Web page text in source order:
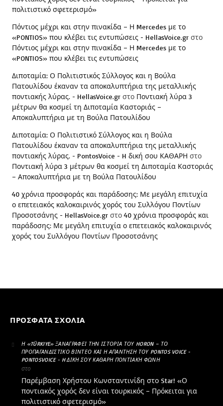
πολιτιστικό σφετερισμό»
Πόντιος μέχρι και στην πινακίδα – Η Mercedes με το
«PONTIOS» που κλέβει τις εντυπώσεις - HellasVoice.gr στο
Πόντιος μέχρι και στην πινακίδα – Η Mercedes με το
«PONTIOS» που κλέβει τις εντυπώσεις
Διποταμία: Ο Πολιτιστικός Σύλλογος και η Βούλα
Πατουλίδου έκαναν τα αποκαλυπτήρια της μεταλλικής
ποντιακής λύρας. - HellasVoice.gr στο Ποντιακή λύρα 3
μέτρων θα κοσμεί τη Διποταμία Καστοριάς –
Αποκαλυπτήρια με τη Βούλα Πατουλίδου
Διποταμία: Ο Πολιτιστικό Σύλλογος και η Βούλα
Πατουλίδου έκαναν τα αποκαλυπτήρια της μεταλλικής
ποντιακής λύρας. - PontosVoice - H δική σου ΚΑΘΑΡΗ στο
Ποντιακή λύρα 3 μέτρων θα κοσμεί τη Διποταμία Καστοριάς
– Αποκαλυπτήρια με τη Βούλα Πατουλίδου
40 χρόνια προσφοράς και παράδοσης: Με μεγάλη επιτυχία
ο επετειακός καλοκαιρινός χορός του Συλλόγου Ποντίων
Προσοτσάνης - HellasVoice.gr στο 40 χρόνια προσφοράς και
παράδοσης: Με μεγάλη επιτυχία ο επετειακός καλοκαιρινός
χορός του Συλλόγου Ποντίων Προσοτσάνης
ΠΡΌΣΦΑΤΑ ΣΧΌΛΙΑ
Η «TÜRKIYE» ΞΑΝΑΓΡΆΦΕΙ ΤΗΝ ΙΣΤΟΡΊΑ ΤΟΥ HORON – ΤΟ
ΠΡΟΠΑΓΑΝΔΙΣΤΙΚΌ ΒΊΝΤΕΟ ΚΑΙ Η ΑΠΆΝΤΗΣΗ ΤΟΥ PONTOS VOICE -
PONTOSVOICE - H ΔΙΚΉ ΣΟΥ ΚΑΘΑΡΗ ΠΟΝΤΙΑΚΉ ΦΩΝΉ
στο
Παρέμβαση Χρήστου Κωνσταντινίδη στο Star! «Ο
ποντιακός χορός δεν είναι τουρκικός – Πρόκειται για
πολιτιστικό σφετερισμό»